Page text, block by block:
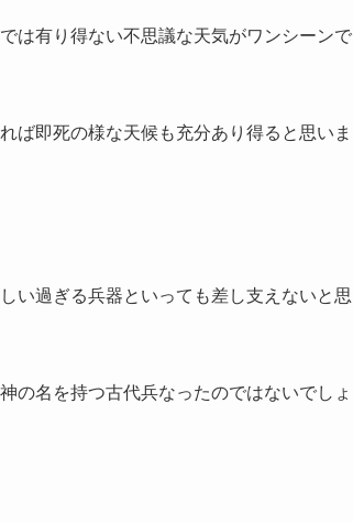
は有り得ない不思議な天気がワンシーンで
ば即死の様な天候も充分あり得ると思いま
い過ぎる兵器といっても差し支えないと思
の名を持つ古代兵なったのではないでしょ